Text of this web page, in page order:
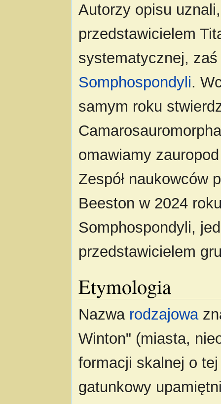
Autorzy opisu
przedstawicielem
systematycznej,
Somphospondyli.
samym roku
omawiamy
Zespół naukowców
Beeston w 2024
Somphospondyli,
przedstawicielem
Etymologia
Nazwa rodzajowa
Winton" (miasta,
formacji skalnej o
gatunkowy